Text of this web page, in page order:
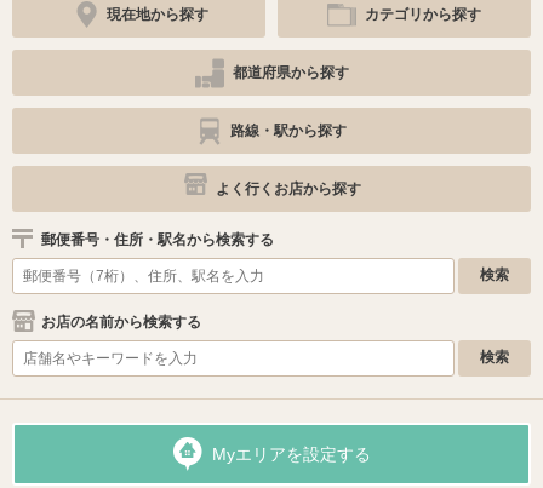
現在地から探す カテゴリから探す
都道府県から探す
路線・駅から探す
よく行くお店から探す
郵便番号・住所・駅名から検索する
お店の名前から検索する
Myエリアを設定する